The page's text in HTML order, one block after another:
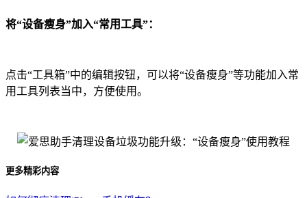
将“设备瘦身”加入“常用工具”：
点击“工具箱”中的编辑按钮，可以将“设备瘦身”等功能加入常
用工具列表当中，方便使用。
更多精彩内容